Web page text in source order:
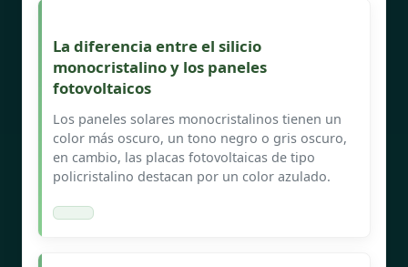
La diferencia entre el silicio
monocristalino y los paneles
fotovoltaicos
Los paneles solares monocristalinos tienen un
color más oscuro, un tono negro o gris oscuro,
en cambio, las placas fotovoltaicas de tipo
policristalino destacan por un color azulado.